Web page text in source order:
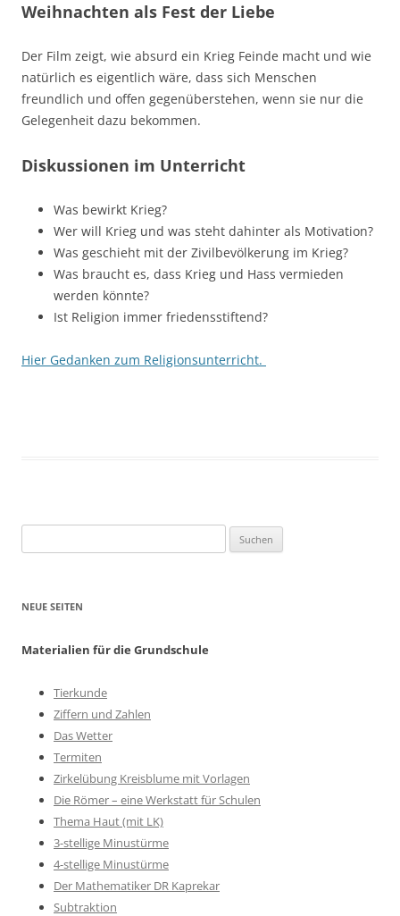
Weihnachten als Fest der Liebe
Der Film zeigt, wie absurd ein Krieg Feinde macht und wie
natürlich es eigentlich wäre, dass sich Menschen
freundlich und offen gegenüberstehen, wenn sie nur die
Gelegenheit dazu bekommen.
Diskussionen im Unterricht
Was bewirkt Krieg?
Wer will Krieg und was steht dahinter als Motivation?
Was geschieht mit der Zivilbevölkerung im Krieg?
Was braucht es, dass Krieg und Hass vermieden
werden könnte?
Ist Religion immer friedensstiftend?
Hier Gedanken zum Religionsunterricht.
nach:
NEUE SEITEN
Materialien für die Grundschule
Tierkunde
Ziffern und Zahlen
Das Wetter
Termiten
Zirkelübung Kreisblume mit Vorlagen
Die Römer – eine Werkstatt für Schulen
Thema Haut (mit LK)
3-stellige Minustürme
4-stellige Minustürme
Der Mathematiker DR Kaprekar
Subtraktion